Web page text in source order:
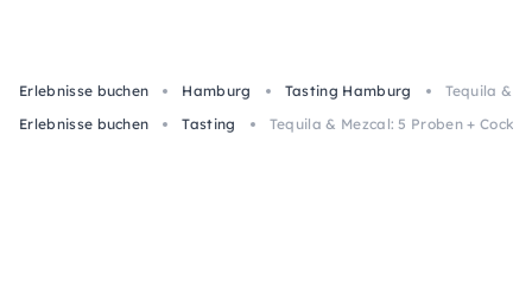
Erlebnisse buchen Hamburg Tasting Hamburg
Tequila &
Erlebnisse buchen
Tasting Tequila & Mezcal: 5 Proben +